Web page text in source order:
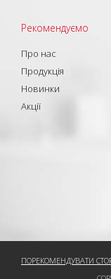
Рекомендуємо
Про нас
Продукція
Новинки
Акції
ПОРЕКОМЕНДУВАТИ